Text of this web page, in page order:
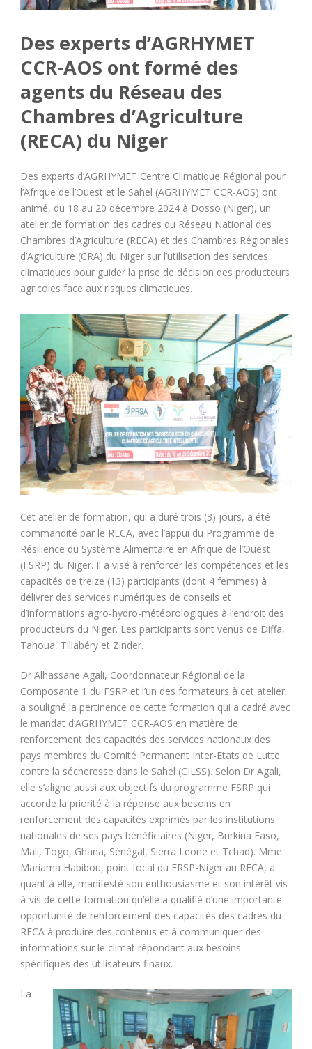
Des experts d’AGRHYMET
CCR-AOS ont formé des
agents du Réseau des
Chambres d’Agriculture
(RECA) du Niger
Des experts d’AGRHYMET Centre Climatique Régional pour
l’Afrique de l’Ouest et le Sahel (AGRHYMET CCR-AOS) ont
animé, du 18 au 20 décembre 2024 à Dosso (Niger), un
atelier de formation des cadres du Réseau National des
Chambres d’Agriculture (RECA) et des Chambres Régionales
d’Agriculture (CRA) du Niger sur l’utilisation des services
climatiques pour guider la prise de décision des producteurs
agricoles face aux risques climatiques.
Cet atelier de formation, qui a duré trois (3) jours, a été
commandité par le RECA, avec l’appui du Programme de
Résilience du Système Alimentaire en Afrique de l’Ouest
(FSRP) du Niger. Il a visé à renforcer les compétences et les
capacités de treize (13) participants (dont 4 femmes) à
délivrer des services numériques de conseils et
d’informations agro-hydro-météorologiques à l’endroit des
producteurs du Niger. Les participants sont venus de Diffa,
Tahoua, Tillabéry et Zinder.
Dr Alhassane Agali, Coordonnateur Régional de la
Composante 1 du FSRP et l’un des formateurs à cet atelier,
a souligné la pertinence de cette formation qui a cadré avec
le mandat d’AGRHYMET CCR-AOS en matière de
renforcement des capacités des services nationaux des
pays membres du Comité Permanent Inter-Etats de Lutte
contre la sécheresse dans le Sahel (CILSS). Selon Dr Agali,
elle s’aligne aussi aux objectifs du programme FSRP qui
accorde la priorité à la réponse aux besoins en
renforcement des capacités exprimés par les institutions
nationales de ses pays bénéficiaires (Niger, Burkina Faso,
Mali, Togo, Ghana, Sénégal, Sierra Leone et Tchad). Mme
Mariama Habibou, point focal du FRSP-Niger au RECA, a
quant à elle, manifesté son enthousiasme et son intérêt vis-
à-vis de cette formation qu’elle a qualifié d’une importante
opportunité de renforcement des capacités des cadres du
RECA à produire des contenus et à communiquer des
informations sur le climat répondant aux besoins
spécifiques des utilisateurs finaux.
La